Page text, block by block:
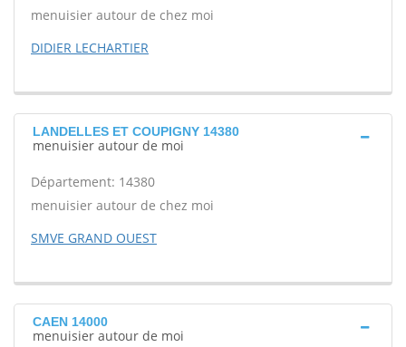
menuisier autour de chez moi
DIDIER LECHARTIER
LANDELLES ET COUPIGNY 14380
menuisier autour de moi
Département: 14380
menuisier autour de chez moi
SMVE GRAND OUEST
CAEN 14000
menuisier autour de moi